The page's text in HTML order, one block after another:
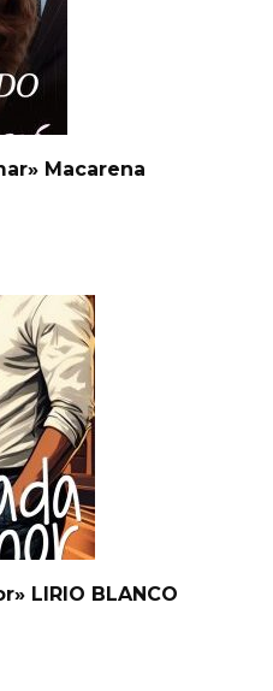
Macarena
LIRIO BLANCO